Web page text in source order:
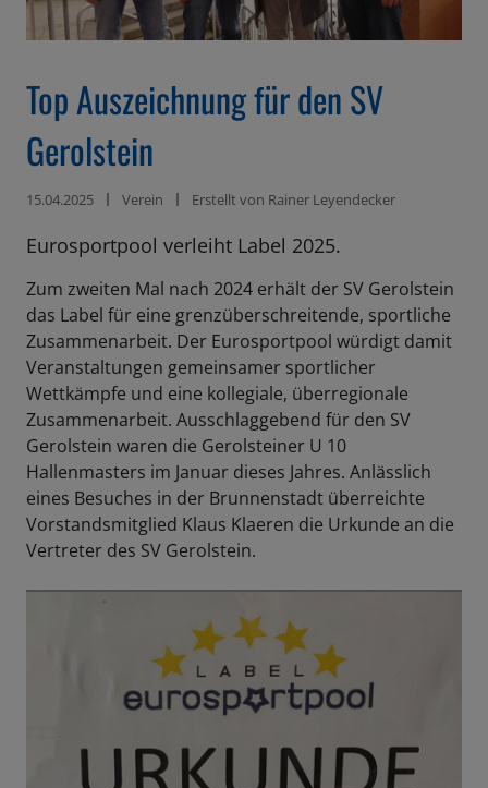
e
Top Auszeichnung für den SV
Gerolstein
15.04.2025 Verein Erstellt von Rainer Leyendecker
Eurosportpool verleiht Label 2025.
Zum zweiten Mal nach 2024 erhält der SV Gerolstein
das Label für eine grenzüberschreitende, sportliche
Zusammenarbeit. Der Eurosportpool würdigt damit
Veranstaltungen gemeinsamer sportlicher
Wettkämpfe und eine kollegiale, überregionale
Zusammenarbeit. Ausschlaggebend für den SV
Gerolstein waren die Gerolsteiner U 10
Hallenmasters im Januar dieses Jahres. Anlässlich
eines Besuches in der Brunnenstadt überreichte
Vorstandsmitglied Klaus Klaeren die Urkunde an die
Vertreter des SV Gerolstein.